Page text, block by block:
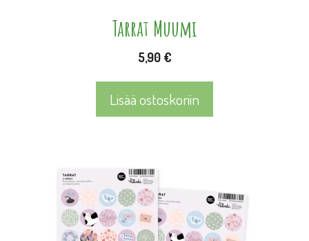
Tarrat Muumi
5,90 €
Lisää ostoskoriin